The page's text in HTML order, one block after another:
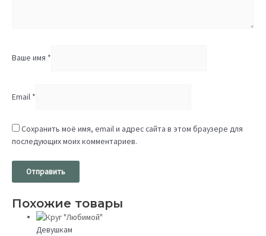
Ваше имя *
Email *
Сохранить моё имя, email и адрес сайта в этом браузере для
последующих моих комментариев.
Похожие товары
Девушкам